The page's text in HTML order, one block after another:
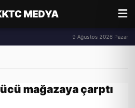
MEDYA
9 Ağustos 2026 Pazar
mağazaya çarptı